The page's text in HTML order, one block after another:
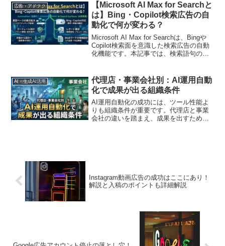
広告・アドテク
【Microsoft AI Max for Searchと
は】Bing・Copilot検索広告の自
動化で何が変わる？
Microsoft AI Max for Searchは、Bingや
Copilot検索面を意識した検索広告の自動
化機能です。本記事では、検索語句の拡
ドレールまで、導入前に見るべき実務ポ
イントを整理します
AI・生成AI活用
代理店・事業会社別：AI運用自動
化で成果が出る組織条件
AI運用自動化の成功には、ツール性能よ
りも組織条件が重要です。代理店と事業
会社の違いを踏まえ、成果を出すための
Instagram動画広告の成功はここにあり！
解説と入稿のポイントも詳細解説